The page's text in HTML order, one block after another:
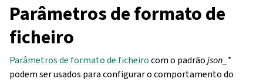
Parâmetros de formato de
ficheiro
Parâmetros de formato de ficheirocom o padrãojson_*
podem ser usados para configurar o comportamento do